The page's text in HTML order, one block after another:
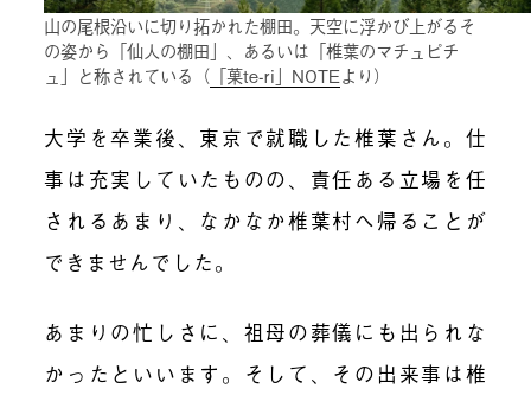
山の尾根沿いに切り拓かれた棚田。天空に浮かび上がるそ
の姿から「仙人の棚田」、あるいは「椎葉のマチュピチ
ュ」と称されている（ 「菓te-ri」NOTEより）
大学を卒業後、東京で就職した椎葉さん。仕
事は充実していたものの、責任ある立場を任
されるあまり、なかなか椎葉村へ帰ることが
できませんでした。
あまりの忙しさに、祖母の葬儀にも出られな
かったといいます。そして、その出来事は椎